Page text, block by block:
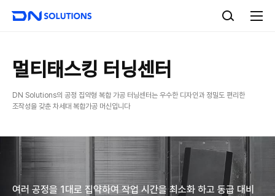
D
N
l
u
t
i
o
전
멀티태스킹 터닝센터
DN Solutions의 공정 집약형 복합 가공 터닝센터는 우수한 디자인과 정밀도 편리한
조작성을 갖춘 차세대 복합가공 머신입니다
여러 공정을 1대로 집약하여 작업 시간을 최소화 하고 동급 대비